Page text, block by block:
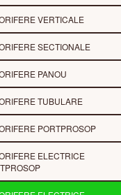
VERTICALE
SECTIONALE
PANOU
TUBULARE
PORTPROSOP
ELECTRICE